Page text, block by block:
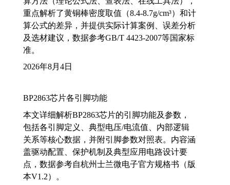
重点解析了黄铜棒密度取值（8.4-8.7g/cm³）和计
算公式的差异，并提供实际计算案例、误差分析
及选材建议，数据参考GB/T 4423-2007等国家标
准。
2026年8月4日
BP2863芯片各引脚功能
本文详细解析BP2863芯片的引脚功能及参数，
包括各引脚定义、典型电压/电流值、内部逻辑
关系等核心数据，并附引脚参数对照表。内容涵
盖驱动配置、保护机制及典型应用电路设计要
点，数据参考自杭州士兰微电子官方规格书（版
本V1.2）。